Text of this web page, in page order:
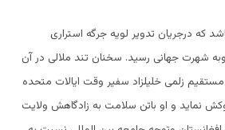
که درجریان تدویر لویه جرگه استراری
شهرت جهانی رسید. سخنان تند ملالی در آن
زلمی خلیلزاد سفیر وقت ایالات متحده
نماید و او باتن سلامت به زادگاهش ولایت